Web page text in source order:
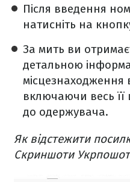
Після введення
натисніть на
За мить ви
детальною
місцезнаходження
включаючи весь її
до одержувача.
Як відстежити
Скриншоти